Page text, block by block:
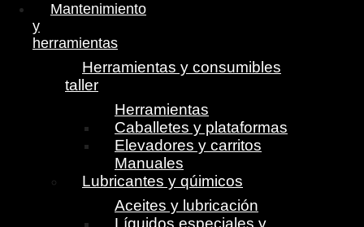
Mantenimiento
y
herramientas
Herramientas y consumibles
taller
Herramientas
Caballetes y plataformas
Elevadores y carritos
Manuales
Lubricantes y qúimicos
Aceites y lubricación
Líquidos especiales y